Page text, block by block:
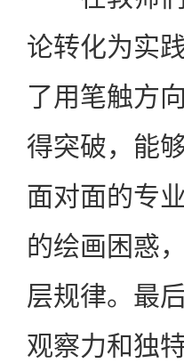
论转化为实
了用笔触方
得突破，能
面对面的专
的绘画困惑
层规律。最
观察力和独